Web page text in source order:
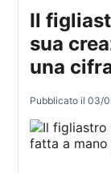
Il
sua
una
Pubblicato il03/